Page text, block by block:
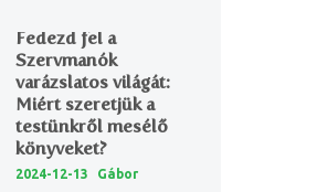
Fedezd fel a
Szervmanók
varázslatos világát:
Miért szeretjük a
testünkről mesélő
könyveket?
2024-12-13 Gábor